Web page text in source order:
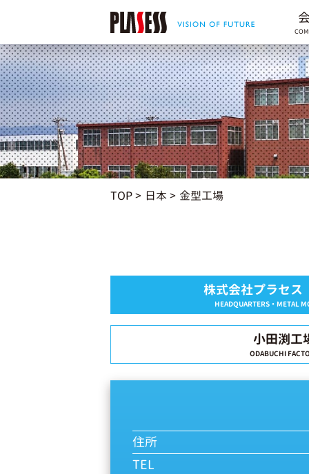
TOP 日本 金型工場
株式会社プラセ
HEADQUARTERS・METAL
小田渕工
ODABUCHI
住所
TEL